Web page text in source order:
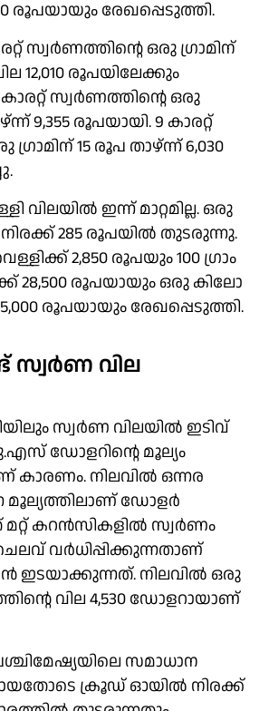
രൂപയായും രേഖപ്പെടുത്തി.
സ്വർണത്തിന്റെ ഒരു ​ഗ്രാമിന്
12,010 രൂപയിലേക്കും
സ്വർണത്തിന്റെ ഒരു
9,355 രൂപയായി. 9 കാരറ്റ്
15 രൂപ താഴ്ന്ന് 6,030
ഇന്ന് മാറ്റമില്ല. ഒരു
നിരക്ക് 285 രൂപയിൽ തുടരുന്നു.
2,850 രൂപയും 100 ​ഗ്രാം
28,500 രൂപയായും ഒരു കിലോ​
രൂപയായും രേഖപ്പെടുത്തി.
വില
സ്വർണ വിലയിൽ ഇടിവ്
ഡോളറിന്റെ മൂല്യം
കാരണം. നിലവിൽ ഒന്നര
മൂല്യത്തിലാണ് ഡോളർ
കറൻസികളിൽ സ്വർണം
വർധിപ്പിക്കുന്നതാണ്
ഇടയാക്കുന്നത്. നിലവിൽ ഒരു
വില 4,530 ഡോളറായാണ്
സമാധാന
ക്രൂഡ് ഓയിൽ നിരക്ക്